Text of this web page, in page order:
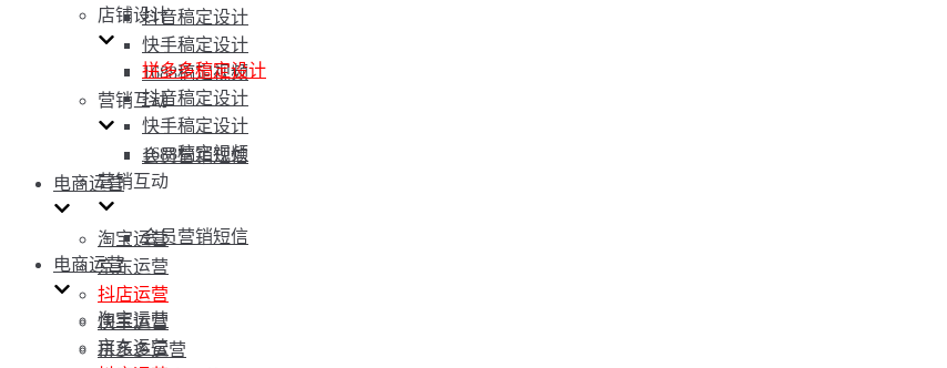
抖音稿定设计
快手稿定设计
1688稿定视频
营销互动
会员营销短信
电商运营
淘宝运营
京东运营
抖店运营
快手运营
拼多多运营
店铺设计
拼多多稿定设计
抖音稿定设计
快手稿定设计
1688稿定视频
营销互动
会员营销短信
电商运营
淘宝运营
京东运营